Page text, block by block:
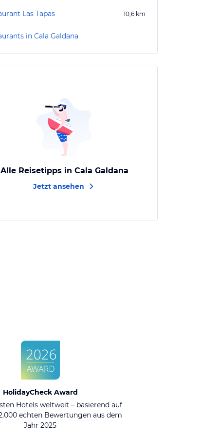
Las Tapas 10,6 km
in Cala Galdana
Alle Reisetipps in Cala Galdana
Jetzt ansehen
HolidayCheck Award
Hotels weltweit – basierend auf
echten Bewertungen aus dem
Jahr 2025